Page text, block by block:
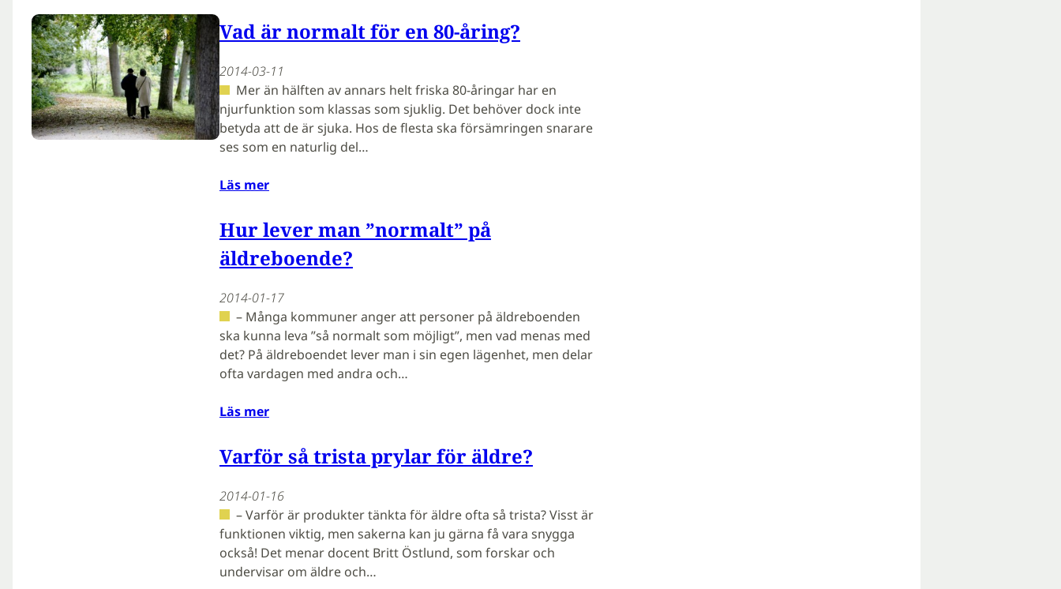
Vad är normalt för en 80-åring?
2014-03-11
Mer än hälften av annars helt friska 80-åringar har en
njurfunktion som klassas som sjuklig. Det behöver dock inte
betyda att de är sjuka. Hos de flesta ska försämringen snarare
ses som en naturlig del…
Läs mer
Hur lever man ”normalt” på
äldreboende?
2014-01-17
– Många kommuner anger att personer på äldreboenden
ska kunna leva ”så normalt som möjligt”, men vad menas med
det? På äldreboendet lever man i sin egen lägenhet, men delar
ofta vardagen med andra och…
Läs mer
Varför så trista prylar för äldre?
2014-01-16
– Varför är produkter tänkta för äldre ofta så trista? Visst är
funktionen viktig, men sakerna kan ju gärna få vara snygga
också! Det menar docent Britt Östlund, som forskar och
undervisar om äldre och…